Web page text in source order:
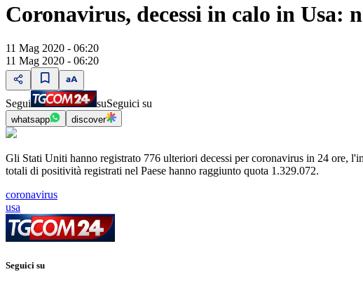
Coronavirus, decessi in calo in
11 Mag 2020 - 06:20
11 Mag 2020 - 06:20
Segui suSeguici su
whatsapp discover
Gli Stati Uniti hanno registrato 776 ulteriori decessi per coronavirus in 24 ore,
totali di positività registrati nel Paese hanno raggiunto quota 1.329.072.
coronavirus
usa
Seguici su